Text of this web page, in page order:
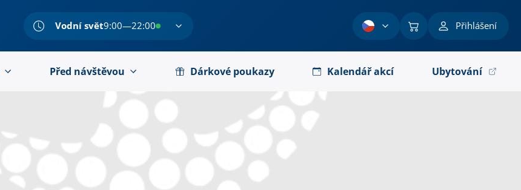
Vodní svět9:00—22:00 Přihlášení
Před návštěvou Dárkové poukazy Kalendář akcí Ubytování